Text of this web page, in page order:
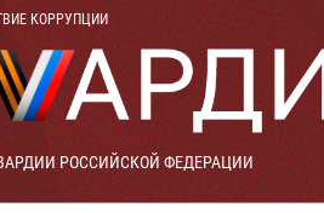
КОРРУПЦИИ
РОССИЙСКОЙ ФЕДЕРАЦИИ